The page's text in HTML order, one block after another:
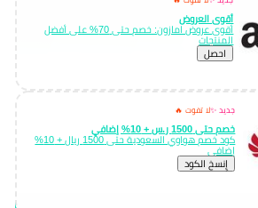
أقوى العروض
أقوى عروض امازون: خصم حتى 70% على أفضل
المنتجات
احصل
جديد ✨لا تفوت 🔥
خصم حتى 1500 ر.س + 10% إضافي
كود خصم هواوي السعودية حتى 1500 ريال + 10%
إضافي
إِنسخ الكود